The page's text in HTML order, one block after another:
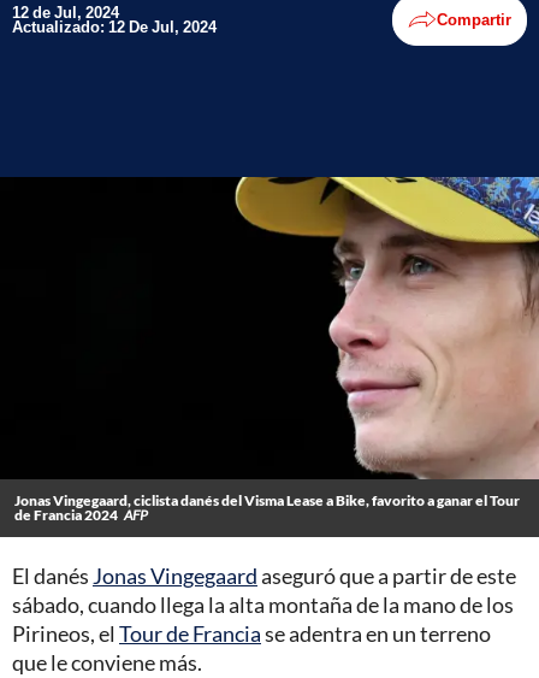
12 de Jul, 2024
Actualizado: 12 De Jul, 2024 Compartir
Jonas Vingegaard, ciclista danés del Visma Lease a Bike, favorito a ganar el Tour
de Francia 2024 AFP
El danés Jonas Vingegaardaseguró que a partir de este
sábado, cuando llega la alta montaña de la mano de los
Pirineos, el Tour de Franciase adentra en un terreno
que le conviene más.